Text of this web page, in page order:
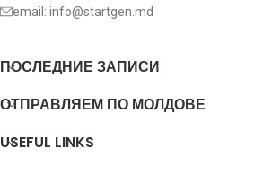
LANCIA Zeta 2.0 16V, Zeta 2.0 Turbo
MITSUBISHI
16V, Space Star 1.6 16V,
email: info@startgen.md
ПОСЛЕДНИЕ ЗАПИСИ
ОТПРАВЛЯЕМ ПО МОЛДОВЕ
USEFUL LINKS